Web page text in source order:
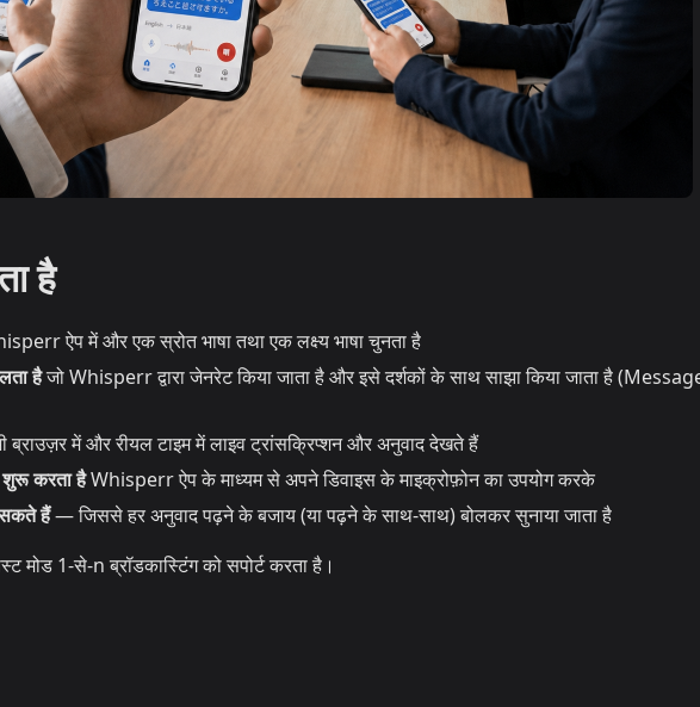
है
ऐप में और एक स्रोत भाषा तथा एक लक्ष्य भाषा चुनता है
हैजो Whisperr द्वारा जेनरेट किया जाता है और इसे दर्शकों के साथ साझा किया जाता है
ब्राउज़र में और रीयल टाइम में लाइव ट्रांसक्रिप्शन और अनुवाद देखते हैं
शुरू करता हैWhisperr ऐप के माध्यम से अपने डिवाइस के माइक्रोफ़ोन का उपयोग करके
सकते हैं— जिससे हर अनुवाद पढ़ने के बजाय (या पढ़ने के साथ-साथ) बोलकर सुनाया जाता है
मोड 1-से-n ब्रॉडकास्टिंग को सपोर्ट करता है।